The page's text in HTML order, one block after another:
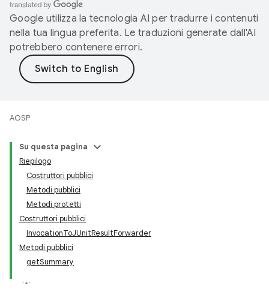
Google utilizza la tecnologia AI per tradurre i contenuti
nella tua lingua preferita. Le traduzioni generate dall'AI
potrebbero contenere errori.
AOSP
Su questa pagina
Riepilogo
Costruttori pubblici
Metodi pubblici
Metodi protetti
Costruttori pubblici
InvocationToJUnitResultForwarder
Metodi pubblici
getSummary